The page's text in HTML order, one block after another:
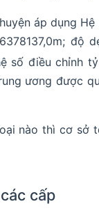
áp dụng
độ
số điều chỉnh
ương được
nào thì cơ
cấp